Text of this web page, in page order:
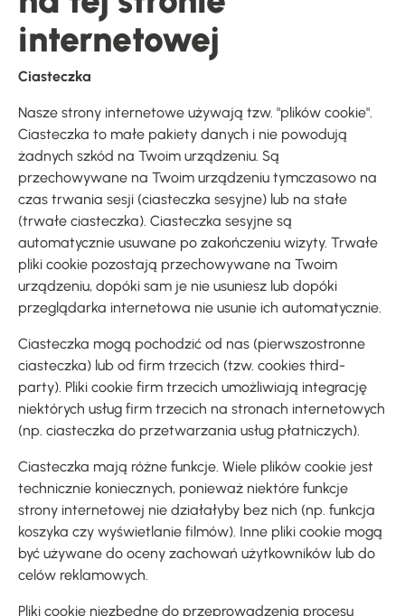
internetowej
Ciasteczka
Nasze strony internetowe używają tzw. "plików cookie".
Ciasteczka to małe pakiety danych i nie powodują
żadnych szkód na Twoim urządzeniu. Są
przechowywane na Twoim urządzeniu tymczasowo na
czas trwania sesji (ciasteczka sesyjne) lub na stałe
(trwałe ciasteczka). Ciasteczka sesyjne są
automatycznie usuwane po zakończeniu wizyty. Trwałe
pliki cookie pozostają przechowywane na Twoim
urządzeniu, dopóki sam je nie usuniesz lub dopóki
przeglądarka internetowa nie usunie ich automatycznie.
Ciasteczka mogą pochodzić od nas (pierwszostronne
ciasteczka) lub od firm trzecich (tzw. cookies third-
party). Pliki cookie firm trzecich umożliwiają integrację
niektórych usług firm trzecich na stronach internetowych
(np. ciasteczka do przetwarzania usług płatniczych).
Ciasteczka mają różne funkcje. Wiele plików cookie jest
technicznie koniecznych, ponieważ niektóre funkcje
strony internetowej nie działałyby bez nich (np. funkcja
koszyka czy wyświetlanie filmów). Inne pliki cookie mogą
być używane do oceny zachowań użytkowników lub do
celów reklamowych.
Pliki cookie niezbędne do przeprowadzenia procesu